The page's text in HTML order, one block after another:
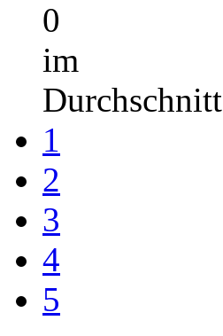
0
im
Durchschnitt
1
2
3
4
5